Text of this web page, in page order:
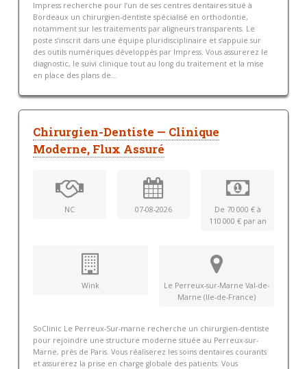
Impress recherche pour l’un de ses centres dentaires situé à
Bordeaux un chirurgien-dentiste spécialisé en orthodontie,
notamment sur les traitements par aligneurs transparents. Le
poste s’inscrit dans une équipe pluridisciplinaire et s’appuie sur
des outils numériques développés par Impress. Vous assurerez le
diagnostic, le suivi clinique tout au long du traitement et la mise
en place des plans de...
Chirurgien-Dentiste — Clinique
Moderne, Flux Assuré
NC 07-08-2026
De 70 000 € à
110 000 € par an
Wink
Le Perreux-sur-Marne Val-de-
Marne (Ile-de-France)
SoClinic Le Perreux-Sur-marne recherche un chirurgien-dentiste
pour rejoindre une structure moderne située au Perreux-sur-
Marne, près de Paris. Vous réaliserez les soins dentaires courants
et assurerez la prise en charge globale des patients. Vous